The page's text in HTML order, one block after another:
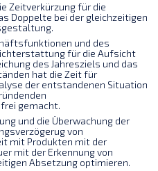
Zeitverkürzung für die
Doppelte bei der gleichzeitigen
und des
für die Aufsicht
des Jahresziels und das
hat die Zeit für
der entstandenen Situation
gemacht.
und die Überwachung der
von
mit Produkten mit der
mit der Erkennung von
Absetzung optimieren.